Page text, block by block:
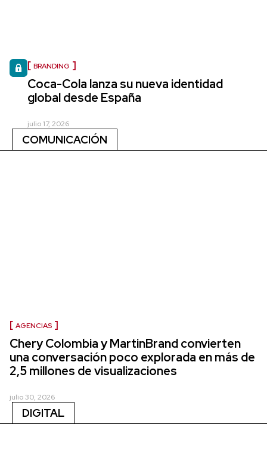
BRANDING
Coca-Cola lanza su nueva identidad
global desde España
julio 17, 2026
COMUNICACIÓN
AGENCIAS
Chery Colombia y MartinBrand convierten
una conversación poco explorada en más de
2,5 millones de visualizaciones
julio 30, 2026
DIGITAL